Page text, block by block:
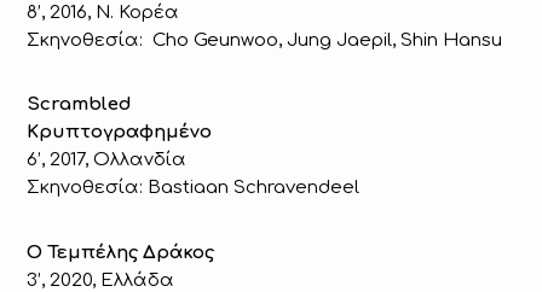
8’, 2016, Ν. Κορέα
Σκηνοθεσία: Cho Geunwoo, Jung Jaepil, Shin Hansu
Scrambled
Κρυπτογραφημένο
6’, 2017, Ολλανδία
Σκηνοθεσία: Bastiaan Schravendeel
Ο Τεμπέλης Δράκος
3’, 2020, Ελλάδα